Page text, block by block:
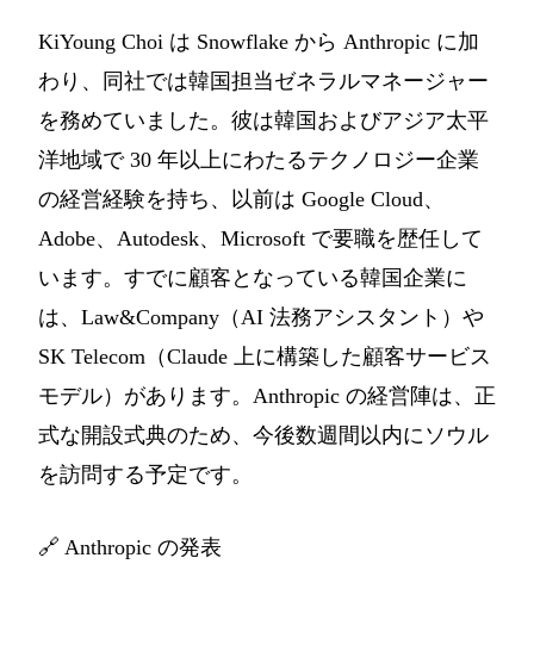
KiYoung Choi は Snowflake から Anthropic に加
わり、同社では韓国担当ゼネラルマネージャー
を務めていました。彼は韓国およびアジア太平
洋地域で 30 年以上にわたるテクノロジー企業
の経営経験を持ち、以前は Google Cloud、
Adobe、Autodesk、Microsoft で要職を歴任して
います。すでに顧客となっている韓国企業に
は、Law&Company（AI 法務アシスタント）や
SK Telecom（Claude 上に構築した顧客サービス
モデル）があります。Anthropic の経営陣は、正
式な開設式典のため、今後数週間以内にソウル
を訪問する予定です。
🔗 Anthropic の発表